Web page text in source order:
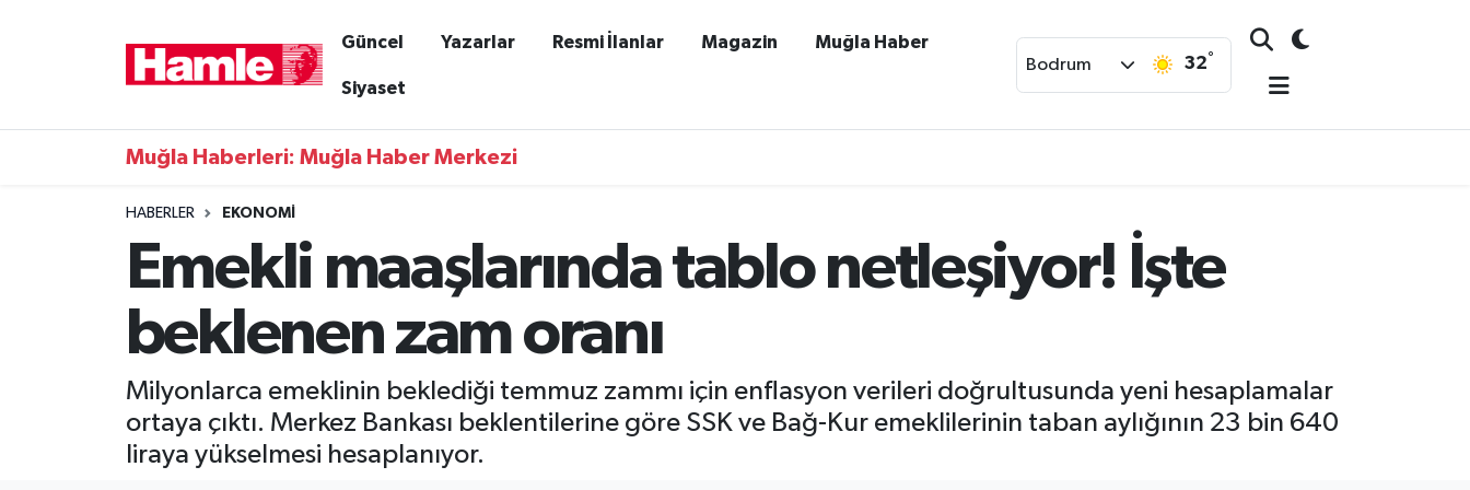
Güncel Yazarlar Resmi İlanlar Magazin Muğla Haber
Siyaset
Bodrum 32°
Muğla Haberleri: Muğla Haber Merkezi
HABERLER EKONOMI
Emekli maaşlarında tablo netleşiyor! İşte
beklenen zam oranı
Milyonlarca emeklinin beklediği temmuz zammı için enflasyon verileri doğrultusunda yeni hesaplamalar
ortaya çıktı. Merkez Bankası beklentilerine göre SSK ve Bağ-Kur emeklilerinin taban aylığının 23 bin 640
liraya yükselmesi hesaplanıyor.
Muğla Haber
Muğla Nöbetçi Eczaneler
Muğla Trafik Yoğunluk Haritası
Süper Lig Puan Durumu ve Fikstür
Son Dakika Haberleri
Haber Arşivi